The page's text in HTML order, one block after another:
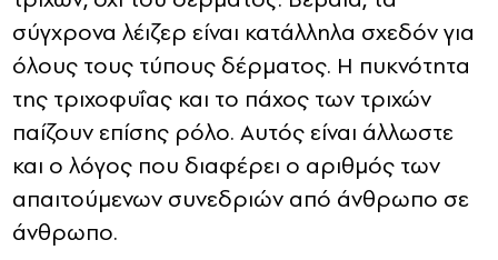
σύγχρονα λέιζερ είναι κατάλληλα σχεδόν για
όλους τους τύπους δέρματος. Η πυκνότητα
της τριχοφυΐας και το πάχος των τριχών
παίζουν επίσης ρόλο. Αυτός είναι άλλωστε
και ο λόγος που διαφέρει ο αριθμός των
απαιτούμενων συνεδριών από άνθρωπο σε
άνθρωπο.